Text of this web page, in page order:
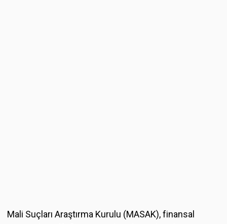
Mali Suçları Araştırma Kurulu (MASAK), finansal